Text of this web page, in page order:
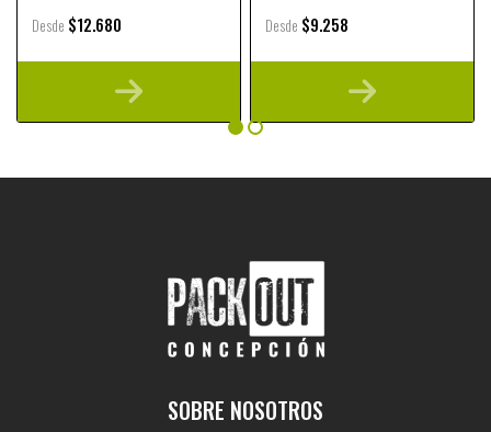
Desde $12.680 Desde $9.258
SOBRE NOSOTROS